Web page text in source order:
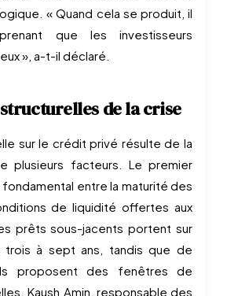
« Quand cela se produit, il
que les investisseurs
», a-t-il déclaré.
de la crise
sur le crédit privé résulte de la
plusieurs facteurs. Le premier
entre la maturité des
de liquidité offertes aux
prêts sous-jacents portent sur
à sept ans, tandis que de
proposent des fenêtres de
Kaush Amin, responsable des